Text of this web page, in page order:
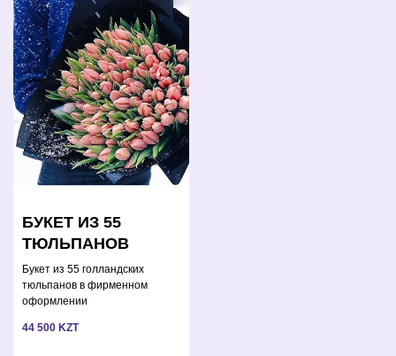
БУКЕТ ИЗ 55
ТЮЛЬПАНОВ
Букет из 55 голландских
тюльпанов в фирменном
оформлении
44 500 KZT